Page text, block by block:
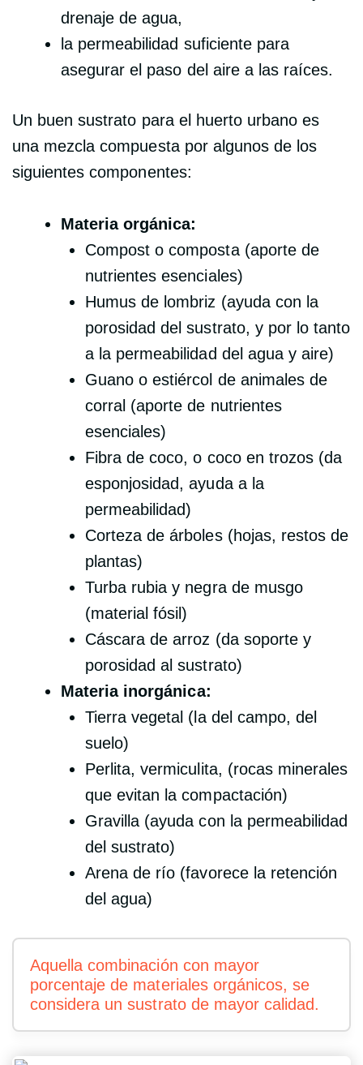
drenaje de agua,
la permeabilidad suficiente para
asegurar el paso del aire a las raíces.
Un buen sustrato para el huerto urbano es
una mezcla compuesta por algunos de los
siguientes componentes:
Materia orgánica:
Compost o composta (aporte de
nutrientes esenciales)
Humus de lombriz (ayuda con la
porosidad del sustrato, y por lo tanto
a la permeabilidad del agua y aire)
Guano o estiércol de animales de
corral (aporte de nutrientes
esenciales)
Fibra de coco, o coco en trozos (da
esponjosidad, ayuda a la
permeabilidad)
Corteza de árboles (hojas, restos de
plantas)
Turba rubia y negra de musgo
(material fósil)
Cáscara de arroz (da soporte y
porosidad al sustrato)
Materia inorgánica:
Tierra vegetal (la del campo, del
suelo)
Perlita, vermiculita, (rocas minerales
que evitan la compactación)
Gravilla (ayuda con la permeabilidad
del sustrato)
Arena de río (favorece la retención
del agua)
Aquella combinación con mayor
porcentaje de materiales orgánicos, se
considera un sustrato de mayor calidad.